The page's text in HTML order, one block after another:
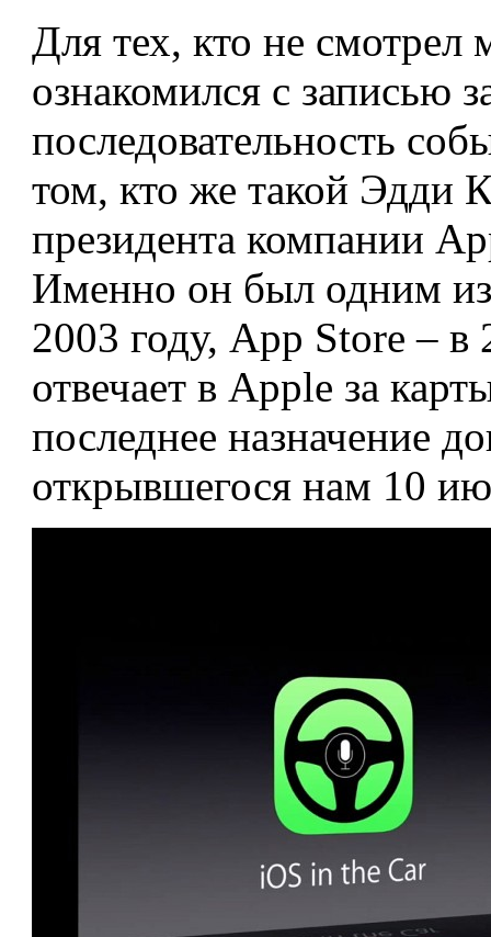
Для тех, кто не
ознакомился с записью
последовательность
том, кто же такой Эдди
президента компании
Именно он был одним из
2003 году, App Store – в
отвечает в Apple за
последнее назначение
открывшегося нам 10